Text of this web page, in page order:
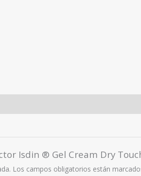
Isdin ® Gel Cream Dry
Los campos obligatorios están